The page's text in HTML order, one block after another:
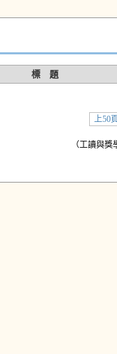
標 題
上50
（工讀與